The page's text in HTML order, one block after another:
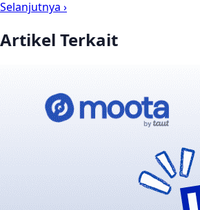
Selanjutnya ›
Artikel Terkait